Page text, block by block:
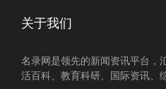
关于我们
名录网是领先的新闻资讯平台，
活百科、教育科研、国际资讯、